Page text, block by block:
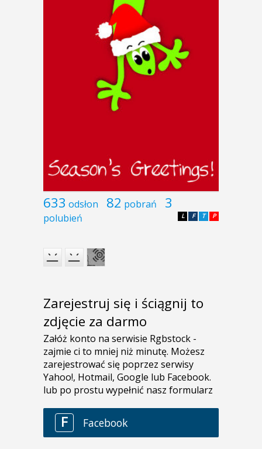
633 odsłon 82 pobrań 3
polubień P
T
F
L
Zarejestruj się i ściągnij to
zdjęcie za darmo